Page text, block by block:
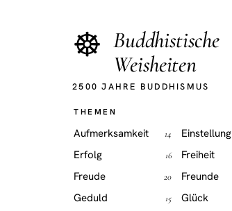
☸ Buddhistische
Weisheiten
2500 JAHRE BUDDHISMUS
THEMEN
Aufmerksamkeit 14 Einstellung
Erfolg 16 Freiheit
Freude 20 Freunde
Geduld 15 Glück